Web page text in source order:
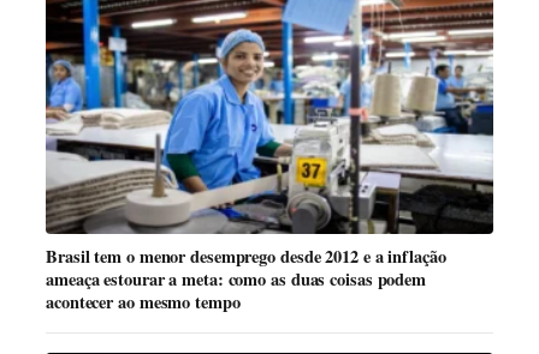
Brasil tem o menor desemprego desde 2012 e a inflação
ameaça estourar a meta: como as duas coisas podem
acontecer ao mesmo tempo